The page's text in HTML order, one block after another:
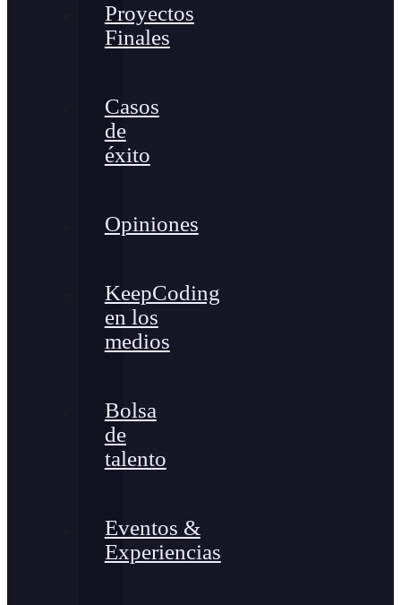
Proyectos
Finales
Casos
de
éxito
Opiniones
KeepCoding
en los
medios
Bolsa
de
talento
Eventos &
Experiencias